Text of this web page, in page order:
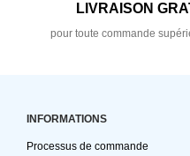
LIVRAISON
pour toute commande
INFORMATIONS
Processus de commande